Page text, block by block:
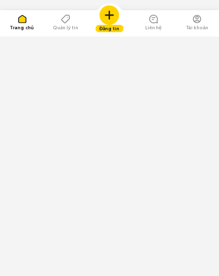
Trang chủ Quản lý tin Đăng tin Liên hệ Tài khoản